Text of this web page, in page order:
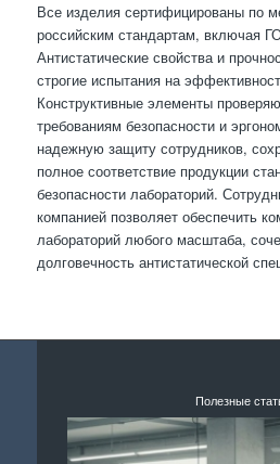
Все изделия сертифицированы по
российским стандартам, включая
Антистатические свойства и
строгие испытания на
Конструктивные элементы
требованиям безопасности и
надежную защиту сотрудников,
полное соответствие продукции
безопасности лабораторий.
компанией позволяет обеспечить
лабораторий любого масштаба,
долговечность антистатической
Полезные